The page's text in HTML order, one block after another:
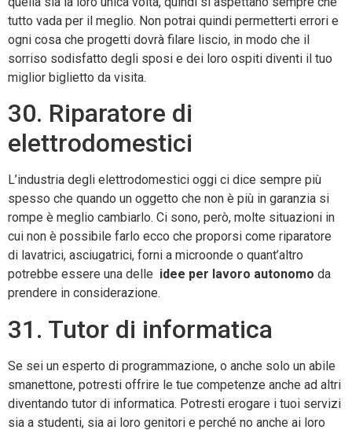
tutto vada per il meglio. Non potrai quindi permetterti errori e
ogni cosa che progetti dovrà filare liscio, in modo che il
sorriso sodisfatto degli sposi e dei loro ospiti diventi il tuo
miglior biglietto da visita.
30. Riparatore di
elettrodomestici
L’industria degli elettrodomestici oggi ci dice sempre più
spesso che quando un oggetto che non è più in garanzia si
rompe è meglio cambiarlo. Ci sono, però, molte situazioni in
cui non è possibile farlo ecco che proporsi come riparatore
di lavatrici, asciugatrici, forni a microonde o quant’altro
potrebbe essere una delle idee per lavoro autonomo da
prendere in considerazione.
31. Tutor di informatica
Se sei un esperto di programmazione, o anche solo un abile
smanettone, potresti offrire le tue competenze anche ad altri
diventando tutor di informatica. Potresti erogare i tuoi servizi
sia a studenti, sia ai loro genitori e perché no anche ai loro